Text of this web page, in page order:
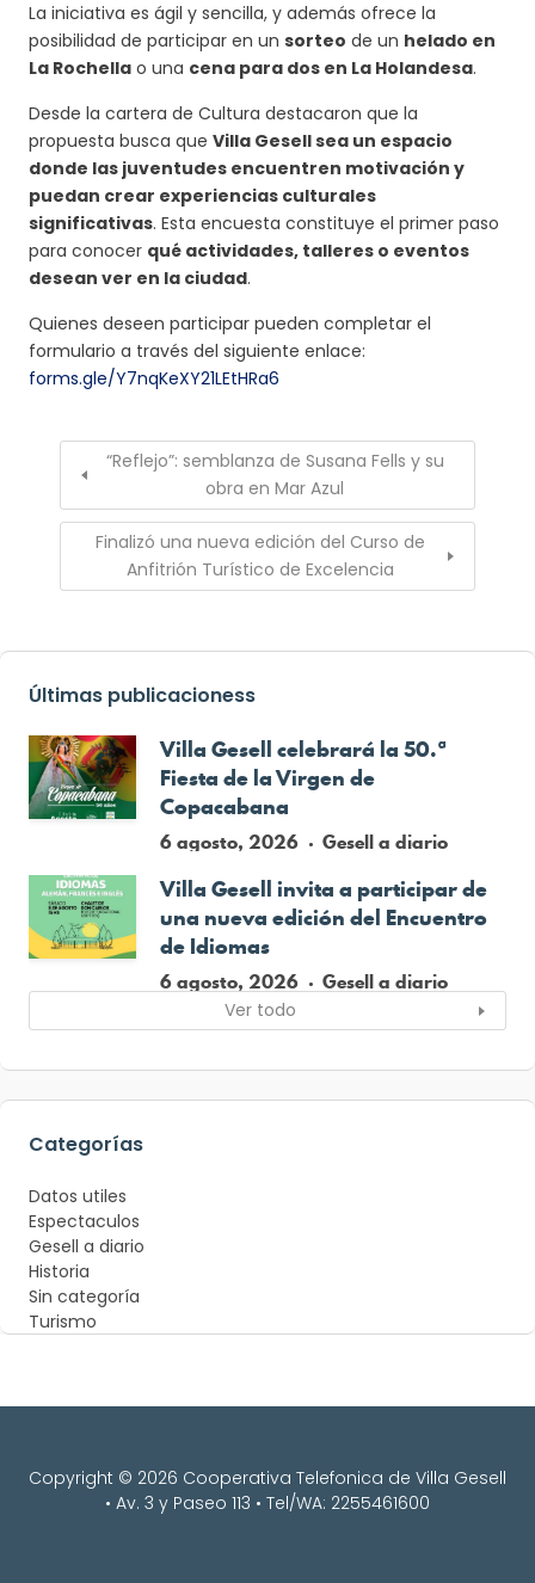
La iniciativa es ágil y sencilla, y además ofrece la
posibilidad de participar en un sorteo de un helado en
La Rochella o una cena para dos en La Holandesa.
Desde la cartera de Cultura destacaron que la
propuesta busca que Villa Gesell sea un espacio
donde las juventudes encuentren motivación y
puedan crear experiencias culturales
significativas. Esta encuesta constituye el primer paso
para conocer qué actividades, talleres o eventos
desean ver en la ciudad.
Quienes deseen participar pueden completar el
formulario a través del siguiente enlace:
forms.gle/Y7nqKeXY21LEtHRa6
“Reflejo”: semblanza de Susana Fells y su
obra en Mar Azul
Finalizó una nueva edición del Curso de
Anfitrión Turístico de Excelencia
Últimas publicacioness
Villa Gesell celebrará la 50.ª
Fiesta de la Virgen de
Copacabana
6 agosto, 2026 Gesell a diario
Villa Gesell invita a participar de
una nueva edición del Encuentro
de Idiomas
6 agosto, 2026 Gesell a diario
Ver todo
Categorías
Datos utiles
Espectaculos
Gesell a diario
Historia
Sin categoría
Turismo
Copyright © 2026 Cooperativa Telefonica de Villa Gesell
• Av. 3 y Paseo 113 • Tel/WA: 2255461600